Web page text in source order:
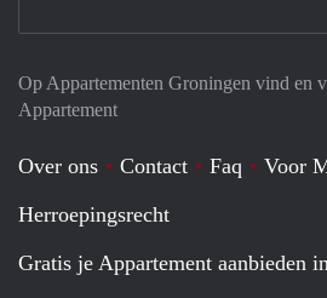
Op Appartementen Groningen vind en
Appartement
Over ons Contact Faq
Voor
Herroepingsrecht
Gratis je Appartement aanbieden